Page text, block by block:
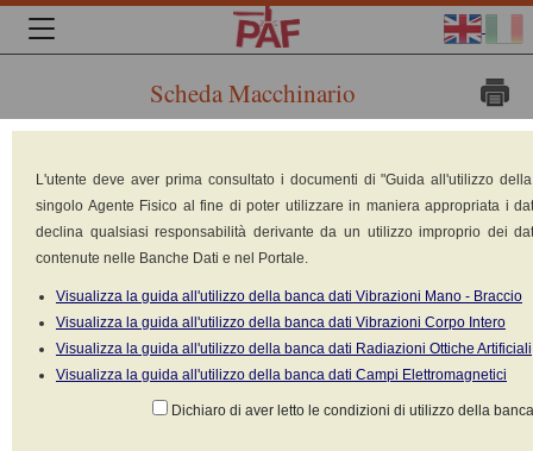
Scheda Macchinario
M
Modello:
955
Tipologia:
L'utente deve aver prima consultato i documenti di "Guida all'utilizzo
singolo Agente Fisico al fine di poter utilizzare in maniera appropriata i
declina qualsiasi responsabilità derivante da un utilizzo improprio dei
contenute nelle Banche Dati e nel Portale.
Visualizza la guida all'utilizzo della banca dati Vibrazioni Mano - Braccio
Visualizza la guida all'utilizzo della banca dati Vibrazioni Corpo Intero
Visualizza la guida all'utilizzo della banca dati Radiazioni Ottiche Artificiali
Visualizza la guida all'utilizzo della banca dati Campi Elettromagnetici
Dichiaro di aver letto le condizioni di utilizzo della